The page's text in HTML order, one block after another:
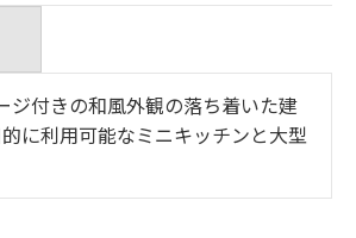
ジ付きの和風外観の落ち着いた建
に利用可能なミニキッチンと大型